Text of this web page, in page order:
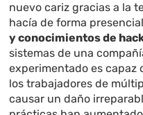
nuevo cariz gracias a la
hacía de forma
y conocimientos de
sistemas de una
experimentado es capaz
los trabajadores de
causar un daño